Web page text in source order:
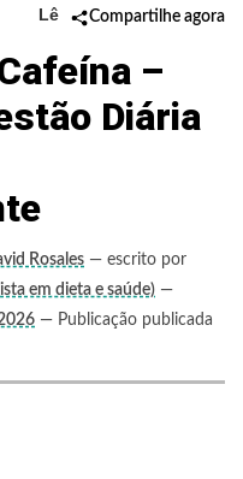
Lê Compartilhe agora
–
Diária
Rosales — escrito por
em dieta e saúde) —
— Publicação publicada